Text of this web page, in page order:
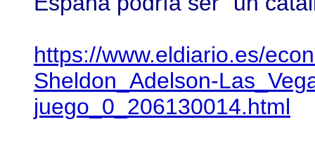
https://www.eldiario.es/
Sheldon_Adelson-
juego_0_206130014.html